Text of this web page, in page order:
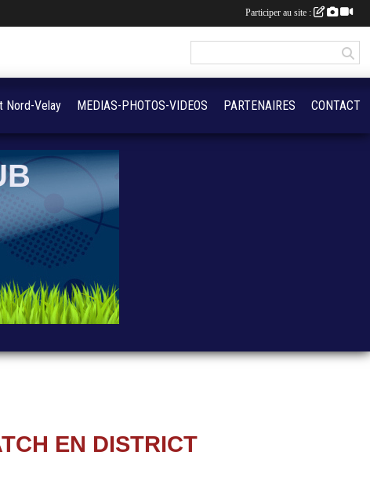
EN DISTRICT
Nord-Velay MEDIAS-PHOTOS-VIDEOS PARTENAIRES CONTACT
Participer au site :